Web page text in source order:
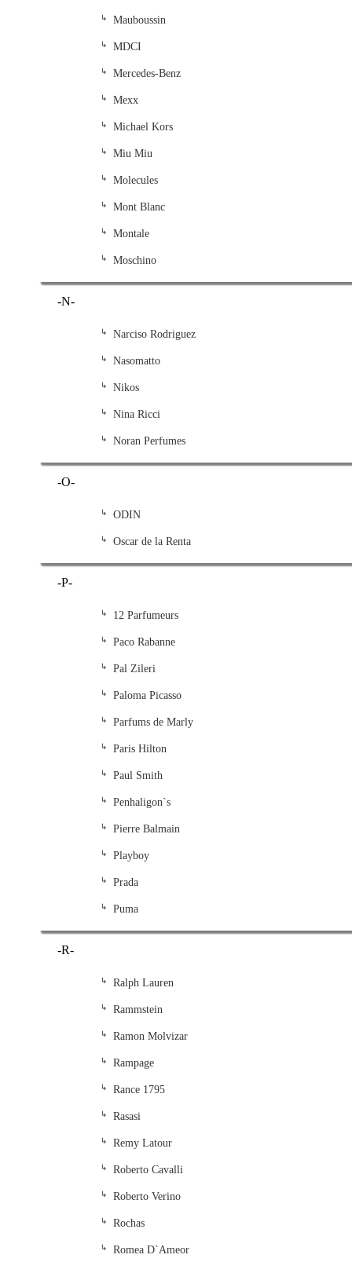
Mauboussin
MDCI
Mercedes-Benz
Mexx
Michael Kors
Miu Miu
Molecules
Mont Blanc
Montale
Moschino
-N-
Narciso Rodriguez
Nasomatto
Nikos
Nina Ricci
Noran Perfumes
-O-
ODIN
Oscar de la Renta
-P-
12 Parfumeurs
Paco Rabanne
Pal Zileri
Paloma Picasso
Parfums de Marly
Paris Hilton
Paul Smith
Penhaligon`s
Pierre Balmain
Playboy
Prada
Puma
-R-
Ralph Lauren
Rammstein
Ramon Molvizar
Rampage
Rance 1795
Rasasi
Remy Latour
Roberto Cavalli
Roberto Verino
Rochas
Romea D`Ameor